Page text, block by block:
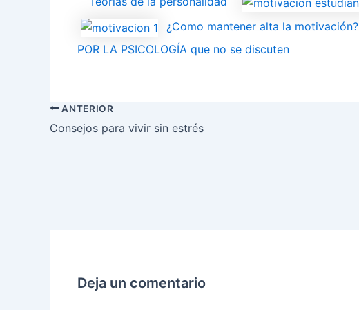
¿Como mantener alta la motivación?
POR LA PSICOLOGÍA que no se discuten
ANTERIOR
Consejos para vivir sin estrés
Deja un comentario